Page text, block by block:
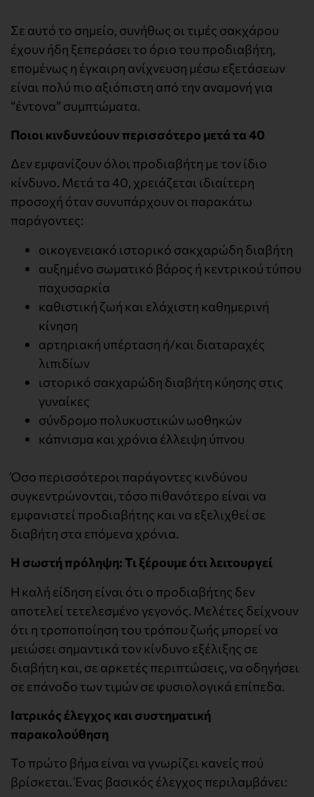
Σε αυτό το σημείο, συνήθως οι τιμές σακχάρου
έχουν ήδη ξεπεράσει το όριο του προδιαβήτη,
επομένως η έγκαιρη ανίχνευση μέσω εξετάσεων
είναι πολύ πιο αξιόπιστη από την αναμονή για
“έντονα” συμπτώματα.
Ποιοι κινδυνεύουν περισσότερο μετά τα 40
Δεν εμφανίζουν όλοι προδιαβήτη με τον ίδιο
κίνδυνο. Μετά τα 40, χρειάζεται ιδιαίτερη
προσοχή όταν συνυπάρχουν οι παρακάτω
παράγοντες:
οικογενειακό ιστορικό σακχαρώδη διαβήτη
αυξημένο σωματικό βάρος ή κεντρικού τύπου
παχυσαρκία
καθιστική ζωή και ελάχιστη καθημερινή
κίνηση
αρτηριακή υπέρταση ή/και διαταραχές
λιπιδίων
ιστορικό σακχαρώδη διαβήτη κύησης στις
γυναίκες
σύνδρομο πολυκυστικών ωοθηκών
κάπνισμα και χρόνια έλλειψη ύπνου
Όσο περισσότεροι παράγοντες κινδύνου
συγκεντρώνονται, τόσο πιθανότερο είναι να
εμφανιστεί προδιαβήτης και να εξελιχθεί σε
διαβήτη στα επόμενα χρόνια.
Η σωστή πρόληψη: Τι ξέρουμε ότι λειτουργεί
Η καλή είδηση είναι ότι ο προδιαβήτης δεν
αποτελεί τετελεσμένο γεγονός. Μελέτες δείχνουν
ότι η τροποποίηση του τρόπου ζωής μπορεί να
μειώσει σημαντικά τον κίνδυνο εξέλιξης σε
διαβήτη και, σε αρκετές περιπτώσεις, να οδηγήσει
σε επάνοδο των τιμών σε φυσιολογικά επίπεδα.
Ιατρικός έλεγχος και συστηματική
παρακολούθηση
Το πρώτο βήμα είναι να γνωρίζει κανείς πού
βρίσκεται. Ένας βασικός έλεγχος περιλαμβάνει: